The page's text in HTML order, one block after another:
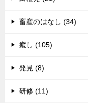
畜産のはなし (34)
癒し (105)
発見 (8)
研修 (11)